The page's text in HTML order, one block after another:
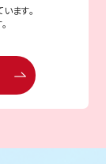
ます。